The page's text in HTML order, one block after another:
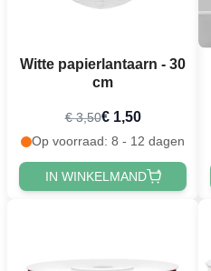
Witte papierlantaarn - 30
cm
€ 3,50€ 1,50
Op voorraad: 8 - 12 dagen
IN WINKELMAND